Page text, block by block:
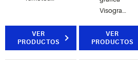
LED para
controlar
VER
PRODUCTOS
Visograph
por su
nuevo
VER
PRODUCTOS